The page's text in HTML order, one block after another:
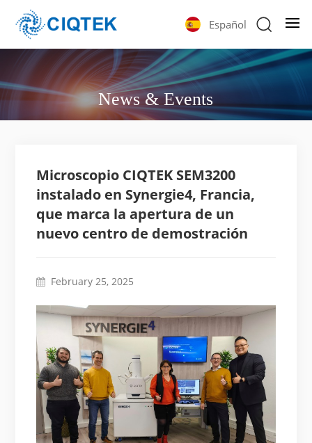
Español
News & Events
Microscopio CIQTEK SEM3200
instalado en Synergie4, Francia,
que marca la apertura de un
nuevo centro de demostración
February 25, 2025